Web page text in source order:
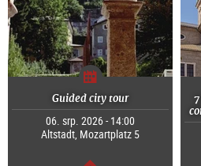
Guided city tour
06. srp. 2026 - 14:00
Altstadt, Mozartplatz 5